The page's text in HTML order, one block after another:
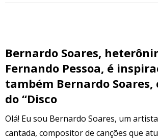
Bernardo Soares,
Fernando Pessoa, é
também Bernardo
do “Disco
Olá! Eu sou Bernardo Soares, um
cantada, compositor de canções que